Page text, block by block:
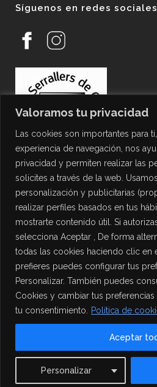
Valoramos tu privacidad
Las cookies son importantes para
experiencia de navegación, nos
privacidad y permiten realizar las
solicites a través de la web.
personalización y publicitarias
realizar perfiles basados en tus
mostrarte contenido útil. Si
selecciona Aceptar , De forma
todas las cookies haciendo clic en
prefieres puedes configurar tus
Personalizar. También puedes
Cookies y cambiar tus
tu consentimiento.
Política de
Personalizar
Aceptar
Síguenos en redes sociales
PROTECCIÓN DE DATOS
Política de Privacidad
Política de Cookies
Aviso Legal